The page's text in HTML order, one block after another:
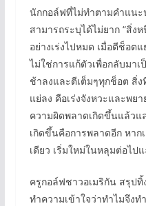
นักกอล์ฟที่ไม่ทำตามคำแน
สามารถระบุได้ไม่ยาก “สิ่ง
อย่างเร่งไปหมด เมื่อตีช็อต
ไม่ใช่การแก้ตัวเพื่อกลับมา
ช้าลงและตีเต็มๆทุกช็อต สิ่
แย่ลง คือเร่งจังหวะและพย
ความผิดพลาดเกิดขึ้นแล้ว
เกิดขึ้นคือการพลาดอีก หา
เดียว เริ่มใหม่ในหลุมต่อไป
ครูกอล์ฟชาวอเมริกัน สรุป
ทำความเข้าใจว่าทำไมจึง